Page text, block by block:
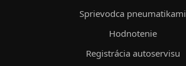
Sprievodca pneumatikami
Hodnotenie
Registrácia autoservisu